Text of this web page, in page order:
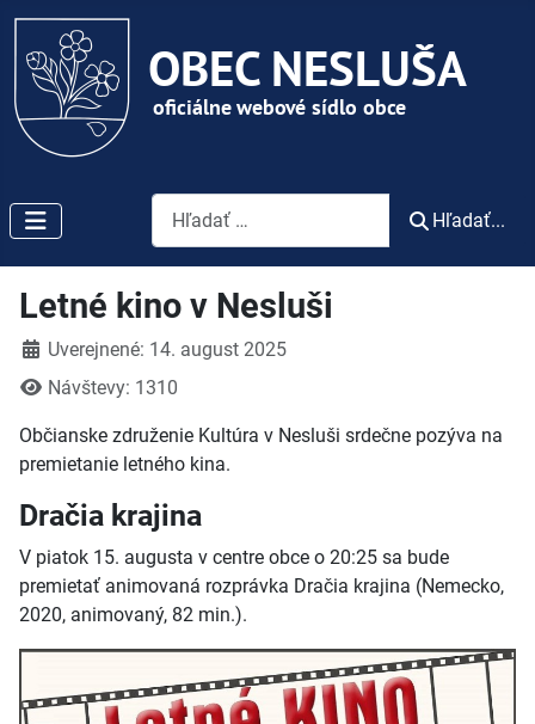
Vyhľadávanie
Hľadať...
Letné kino v Nesluši
DetailyUverejnené: 14. august 2025
Návštevy: 1310
Občianske združenie Kultúra v Nesluši srdečne pozýva na
premietanie letného kina.
Dračia krajina
V piatok 15. augusta v centre obce o 20:25 sa bude
premietať animovaná rozprávka Dračia krajina (Nemecko,
2020, animovaný, 82 min.).